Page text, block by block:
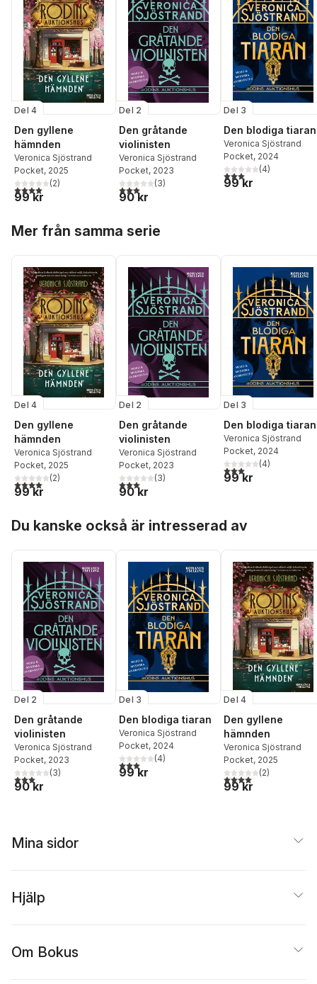
Del 4
Den gyllene
hämnden
Veronica Sjöstrand
Pocket, 2025
4,0utav 5 stjärnor. Totalt antal röster:
(2)
99 kr
Del 2
Den gråtande
violinisten
Veronica Sjöstrand
Pocket, 2023
3,0utav 5 stjärnor. Totalt antal röster:
(3)
90 kr
Del 3
Den blodiga tiaran
Veronica Sjöstrand
Pocket, 2024
3,0utav 5 stjärnor.
(4)
99 kr
Mer från samma serie
Del 4
Den gyllene
hämnden
Veronica Sjöstrand
Pocket, 2025
4,0utav 5 stjärnor. Totalt antal röster:
(2)
99 kr
Del 2
Den gråtande
violinisten
Veronica Sjöstrand
Pocket, 2023
3,0utav 5 stjärnor. Totalt antal röster:
(3)
90 kr
Del 3
Den blodiga tiaran
Veronica Sjöstrand
Pocket, 2024
3,0utav 5 stjärnor.
(4)
99 kr
Du kanske också är intresserad av
Del 2
Den gråtande
violinisten
Veronica Sjöstrand
Pocket, 2023
3,0utav 5 stjärnor. Totalt antal röster:
(3)
90 kr
Del 3
Den blodiga tiaran
Veronica Sjöstrand
Pocket, 2024
3,0utav 5 stjärnor. Totalt antal röster:
(4)
99 kr
Del 4
Den gyllene
hämnden
Veronica Sjöstrand
Pocket, 2025
4,0utav 5 stjärnor.
(2)
99 kr
Mina sidor
Hjälp
Om Bokus